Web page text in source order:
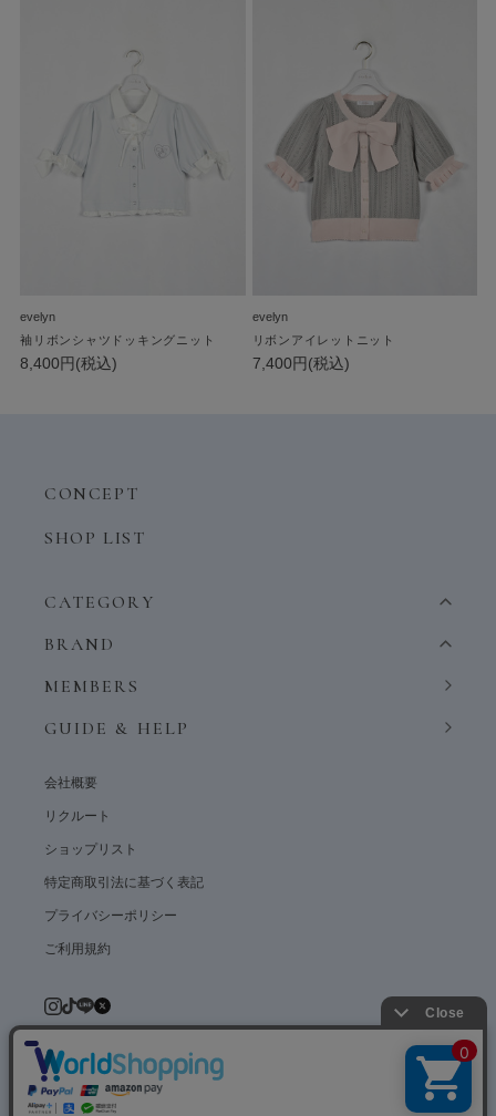
evelyn
袖リボンシャツドッキングニット
8,400円(税込)
evelyn
リボンアイレットニット
7,400円(税込)
CONCEPT
SHOP LIST
CATEGORY
BRAND
MEMBERS
GUIDE & HELP
会社概要
リクルート
ショップリスト
特定商取引法に基づく表記
プライバシーポリシー
ご利用規約
© weardept co.,ltd. All rights reserved.